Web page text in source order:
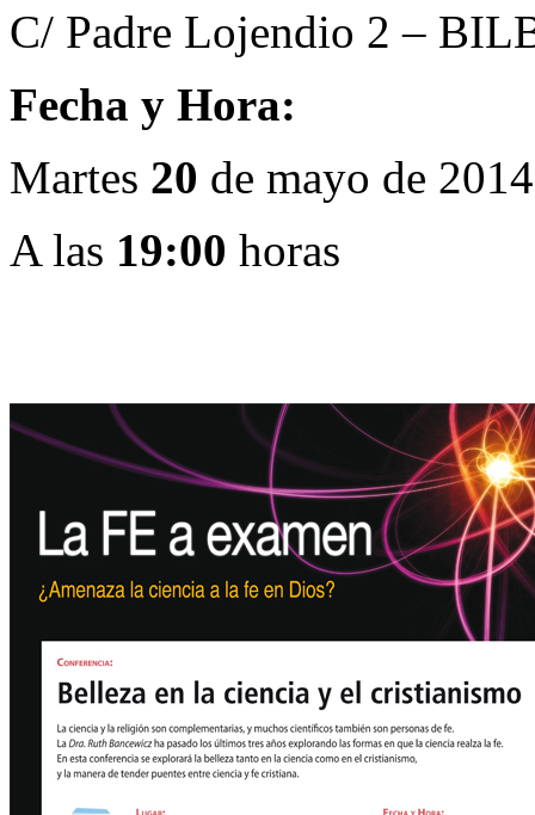
C/ Padre Lojendio 2 –
Fecha y Hora:
Martes 20 de mayo de 2014
A las 19:00 horas